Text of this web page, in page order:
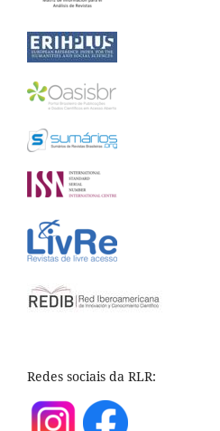
Redes sociais da RLR: